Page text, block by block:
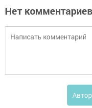
Нет комментариев